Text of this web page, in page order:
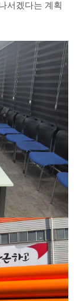
서겠다는 계획